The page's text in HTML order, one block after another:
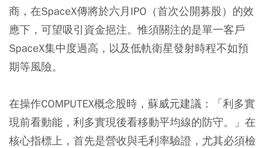
商，在SpaceX傳將於六月IPO（首次公開募股）的效
應下，可望吸引資金挹注。惟須關注的是單一客戶
SpaceX集中度過高，以及低軌衛星發射時程不如預
期等風險。
在操作COMPUTEX概念股時，蘇威元建議：「利多實
現前看動能，利多實現後看移動平均線的防守。」在
核心指標上，首先是營收與毛利率驗證，尤其必須檢